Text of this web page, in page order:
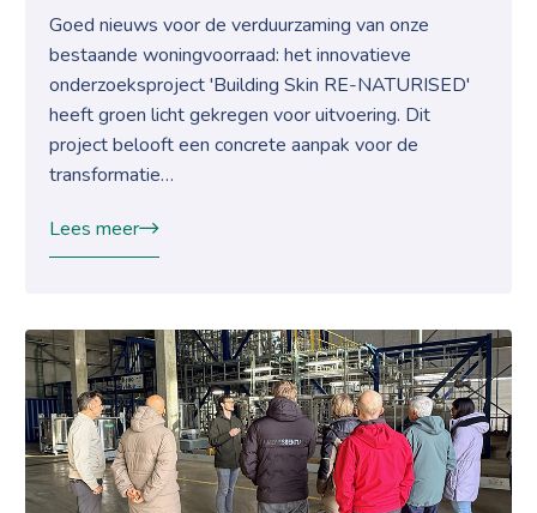
Goed nieuws voor de verduurzaming van onze
bestaande woningvoorraad: het innovatieve
onderzoeksproject 'Building Skin RE-NATURISED'
heeft groen licht gekregen voor uitvoering. Dit
project belooft een concrete aanpak voor de
transformatie…
Lees meer